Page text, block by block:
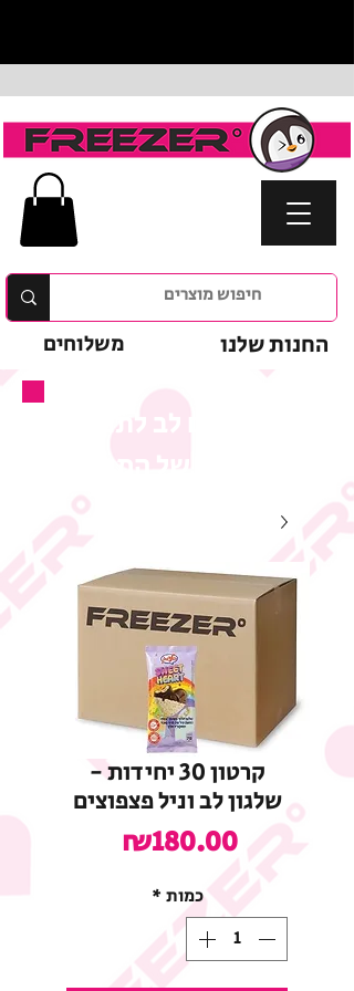
החנות שלנו משלוחים
המבצע של המוצר
קרטון 30 יחידות -
שלגון לב וניל פצפוצים
₪180.00
כמות *